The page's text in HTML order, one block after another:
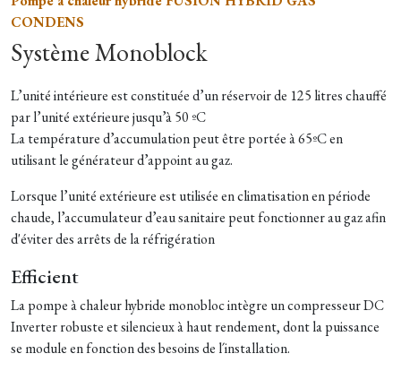
CONDENS
Système Monoblock
L’unité intérieure est constituée d’un réservoir de 125 litres chauffé
par l’unité extérieure jusqu’à 50 ºC
La température d’accumulation peut être portée à 65ºC en
utilisant le générateur d’appoint au gaz.
Lorsque l’unité extérieure est utilisée en climatisation en période
chaude, l’accumulateur d’eau sanitaire peut fonctionner au gaz afin
d'éviter des arrêts de la réfrigération
Efficient
La pompe à chaleur hybride monobloc intègre un compresseur DC
Inverter robuste et silencieux à haut rendement, dont la puissance
se module en fonction des besoins de l´installation.